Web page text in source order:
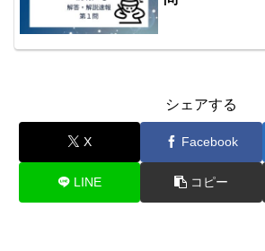
シェアする
X Facebook
LINE コピー